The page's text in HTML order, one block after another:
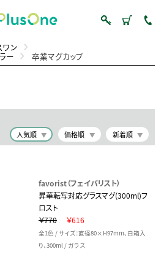
ワン
ー 卒業マグカップ
人気順 価格順 新着順
favorist（フェイバリスト）
昇華転写対応グラスマグ(300ml)フ
ロスト
￥770
￥616
全1色 / サイズ：直径80×H97mm、白箱入
り、300ml / ガラス